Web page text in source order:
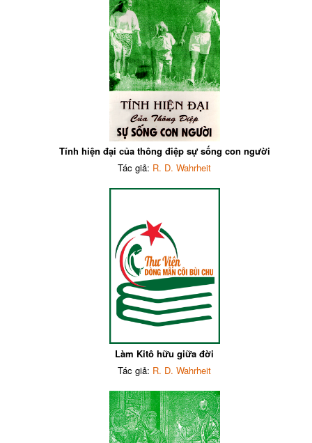
Tính hiện đại của thông điệp sự sống con người
Tác giả: R. D. Wahrheit
Làm Kitô hữu giữa đời
Tác giả: R. D. Wahrheit